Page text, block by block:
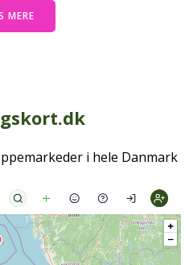
MERE
i hele Danmark